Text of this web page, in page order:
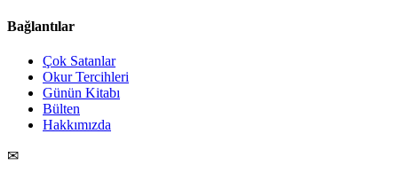
Bağlantılar
Çok Satanlar
Okur Tercihleri
Günün Kitabı
Bülten
Hakkımızda
✉